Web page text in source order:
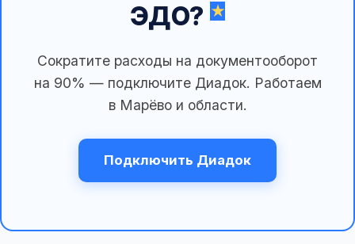
ЭДО?
Сократите расходы на документооборот
на 90% — подключите Диадок. Работаем
в Марёво и области.
Подключить Диадок